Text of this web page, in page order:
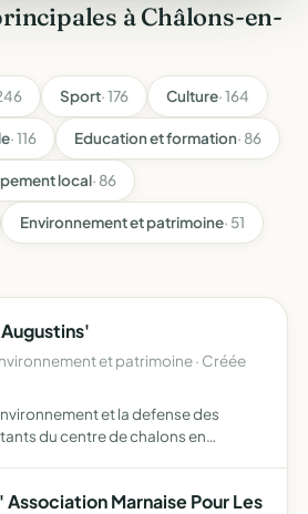
à Châlons-en-
Sport· 176 Culture· 164
· 116 Education et formation· 86
local· 86
Environnement et patrimoine· 51
et patrimoine · Créée
et la defense des
du centre de chalons en
Association Marnaise Pour Les